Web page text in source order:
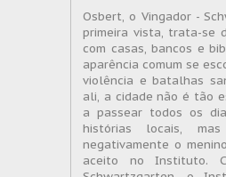
Osbert, o Vingador -
primeira vista, trata-se
com casas, bancos e
aparência comum se
violência e batalhas
ali, a cidade não é tão
a passear todos os
histórias locais,
negativamente o
aceito no Instituto.